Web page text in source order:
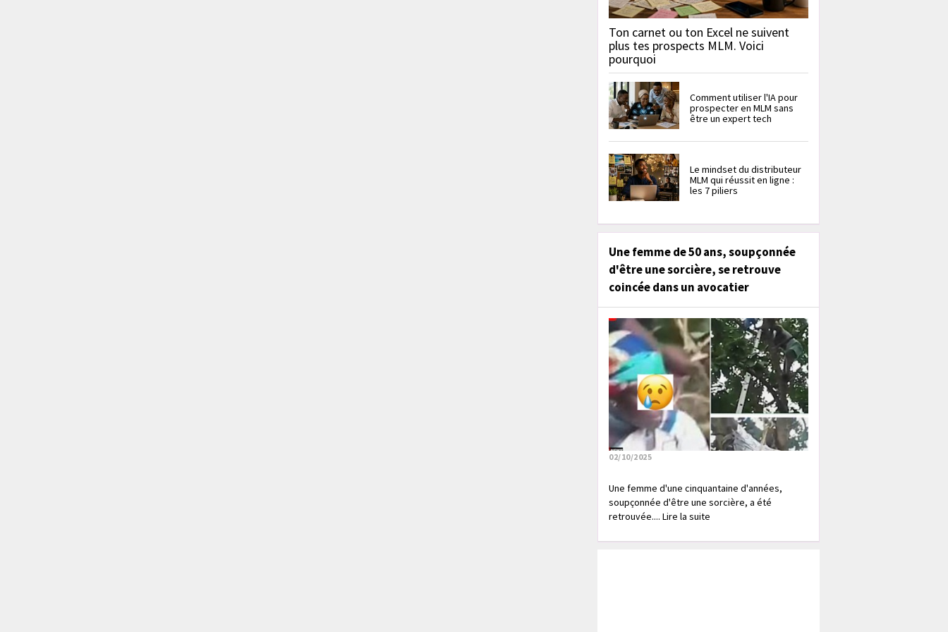
Ton carnet ou ton Excel ne suivent
plus tes prospects MLM. Voici
pourquoi
Comment utiliser l'IA pour
prospecter en MLM sans
être un expert tech
Le mindset du distributeur
MLM qui réussit en ligne :
les 7 piliers
Une femme de 50 ans, soupçonnée
d'être une sorcière, se retrouve
coincée dans un avocatier
02/10/2025
Une femme d'une cinquantaine d'années,
soupçonnée d'être une sorcière, a été
retrouvée.... Lire la suite